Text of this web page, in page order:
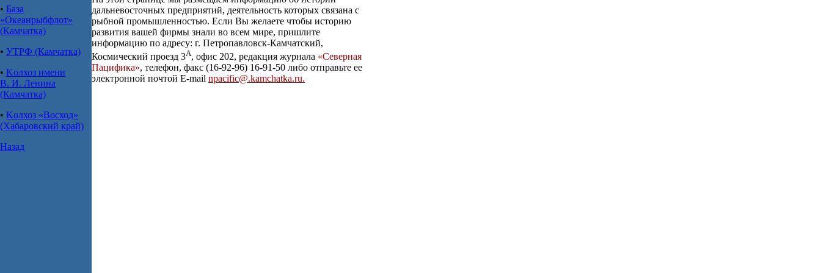
• База
«Океанрыбфлот»
(Камчатка)
• УТРФ (Камчатка)
• Kолхоз имени
В. И. Ленина
(Камчатка)
• Kолхоз «Восход»
(Хабаровский край)
Назад
дальневосточных предприятий, деятельность которых связана с
рыбной промышленностью. Если Вы желаете чтобы историю
развития вашей фирмы знали во всем мире, пришлите
информацию по адресу: г. Петропавловск-Камчатский,
Космический проезд 3А, офис 202, редакция журнала «Северная
Пацифика», телефон, факс (16-92-96) 16-91-50 либо отправьте ее
электронной почтой E-mail npacific@.kamchatka.ru.